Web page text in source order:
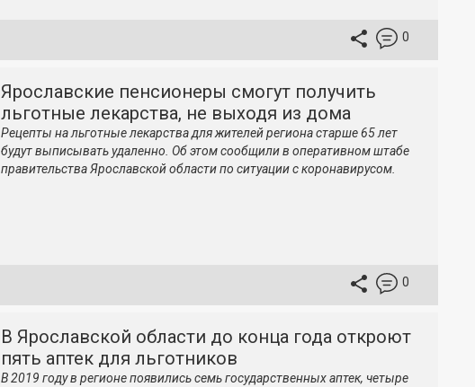
0
Ярославские пенсионеры смогут получить
льготные лекарства, не выходя из дома
Рецепты на льготные лекарства для жителей региона старше 65 лет
будут выписывать удаленно. Об этом сообщили в оперативном штабе
правительства Ярославской области по ситуации с коронавирусом.
0
В Ярославской области до конца года откроют
пять аптек для льготников
В 2019 году в регионе появились семь государственных аптек, четыре